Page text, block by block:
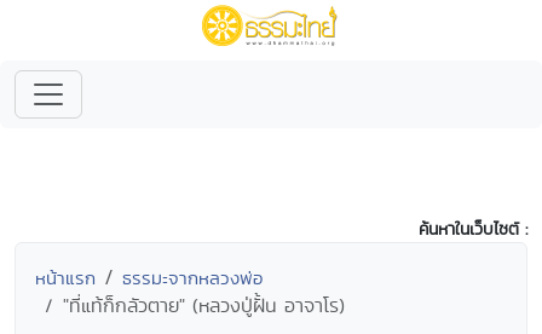
ค้นหาในเว็บไซต์ :
หน้าแรก ธรรมะจากหลวงพ่อ
"ที่แท้ก็กลัวตาย" (หลวงปู่ฝั้น อาจาโร)